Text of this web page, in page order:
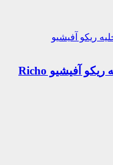
بوش بلبرینگ لوله شیشه ای تخلیه ریکو آفیشیو Richo